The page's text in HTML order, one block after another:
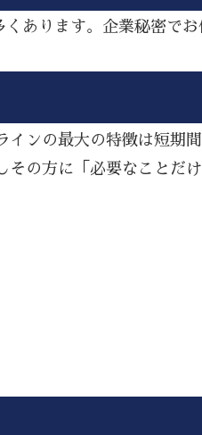
あります。企業秘密で
インの最大の特徴は短期
その方に「必要なことだ